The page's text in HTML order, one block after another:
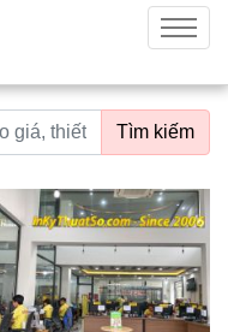
Menu
Tìm kiếm